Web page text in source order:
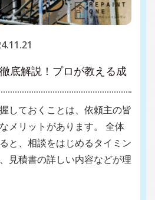
底解説！プロが教える成
しておくことは、依頼主の皆
メリットがあります。 全体
と、相談をはじめるタイミン
見積書の詳しい内容などが理